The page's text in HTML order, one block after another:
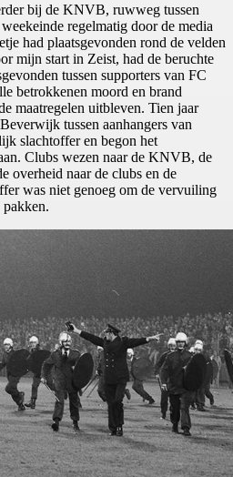
bij de KNVB, ruwweg tussen
regelmatig door de media
had plaatsgevonden rond de velden
mijn start in Zeist, had de beruchte
tussen supporters van FC
betrokkenen moord en brand
maatregelen uitbleven. Tien jaar
tussen aanhangers van
slachtoffer en begon het
Clubs wezen naar de KNVB, de
overheid naar de clubs en de
was niet genoeg om de vervuiling
pakken.